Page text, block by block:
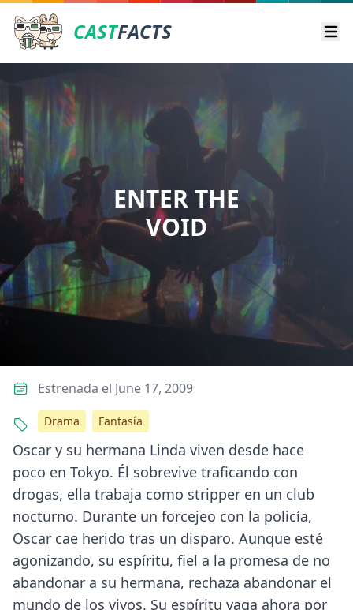
CASTFACTS
ENTER THE
VOID
Oscar y su hermana Linda viven desde hace
poco en Tokyo. Él sobrevive traficando con
drogas, ella trabaja como stripper en un club
nocturno. Durante un forcejeo con la policía,
Oscar cae herido tras un disparo. Aunque esté
agonizando, su espíritu, fiel a la promesa de no
abandonar a su hermana, rechaza abandonar el
mundo de los vivos. Su espíritu vaga ahora por
Estrenada el June 17, 2009
Drama Fantasía